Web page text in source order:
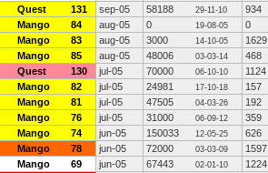
Quest 131 sep-05 58188 29-11-10 934
Mango 84 aug-05 0 19-08-05 0
Mango 83 aug-05 3000 14-10-05 1629
Mango 85 aug-05 48006 03-03-14 468
Quest 130 jul-05 70000 06-10-10 1124
Mango 82 jul-05 24981 17-10-18 157
Mango 81 jul-05 47505 04-03-26 192
Mango 76 jul-05 31000 06-09-12 359
Mango 74 jun-05 150033 12-05-25 626
Mango 78 jun-05 72000 03-03-09 1597
Mango 69 jun-05 67443 02-01-10 1224